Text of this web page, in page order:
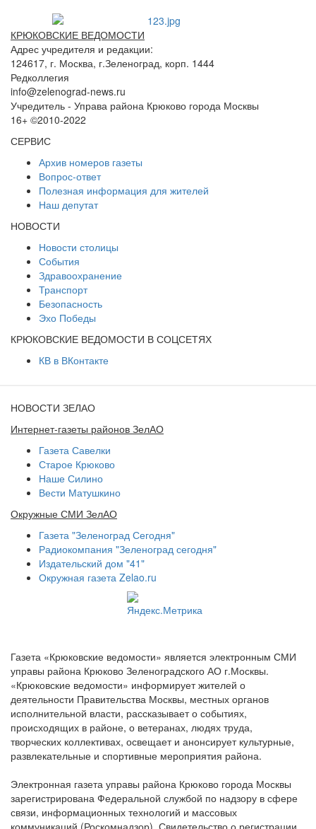
КРЮКОВСКИЕ ВЕДОМОСТИ
Адрес учредителя и редакции:
124617, г. Москва, г.Зеленоград, корп. 1444
Редколлегия
info@zelenograd-news.ru
Учредитель - Управа района Крюково города Москвы
16+ ©2010-2022
СЕРВИС
Архив номеров газеты
Вопрос-ответ
Полезная информация для жителей
Наш депутат
НОВОСТИ
Новости столицы
События
Здравоохранение
Транспорт
Безопасность
Эхо Победы
КРЮКОВСКИЕ ВЕДОМОСТИ В СОЦСЕТЯХ
КВ в ВКонтакте
НОВОСТИ ЗЕЛАО
Интернет-газеты районов ЗелАО
Газета Савелки
Старое Крюково
Наше Силино
Вести Матушкино
Окружные СМИ ЗелАО
Газета "Зеленоград Сегодня"
Радиокомпания "Зеленоград сегодня"
Издательский дом "41"
Окружная газета Zelao.ru
Газета «Крюковские ведомости» является электронным СМИ
управы района Крюково Зеленоградского АО г.Москвы.
«Крюковские ведомости» информирует жителей о
деятельности Правительства Москвы, местных органов
исполнительной власти, рассказывает о событиях,
происходящих в районе, о ветеранах, людях труда,
творческих коллективах, освещает и анонсирует культурные,
развлекательные и спортивные мероприятия района.
Электронная газета управы района Крюково города Москвы
зарегистрирована Федеральной службой по надзору в сфере
связи, информационных технологий и массовых